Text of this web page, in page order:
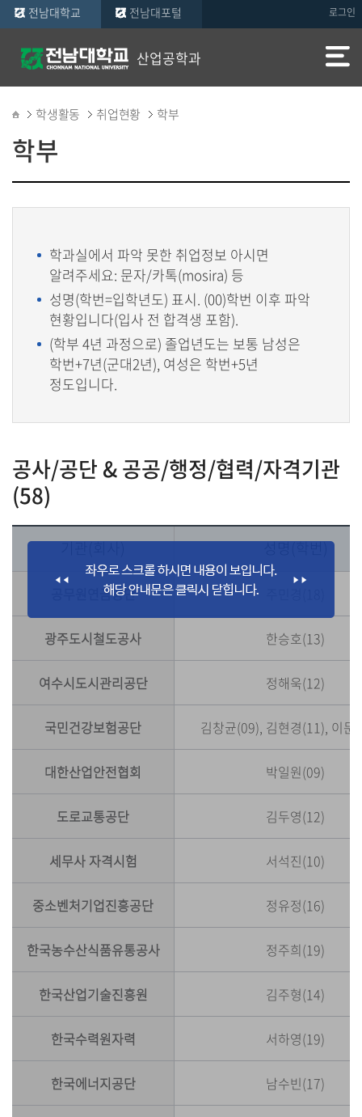
로그인
전남대학교 전남대포털
산업공학과
학생활동 취업현황 학부
학부
학과실에서 파악 못한 취업정보 아시면
알려주세요: 문자/카톡(mosira) 등
성명(학번=입학년도) 표시. (00)학번 이후 파악
현황입니다(입사 전 합격생 포함).
(학부 4년 과정으로) 졸업년도는 보통 남성은
학번+7년(군대2년), 여성은 학번+5년
정도입니다.
공사/공단 & 공공/행정/협력/자격기관
(58)
기관(회사) 성명(학번)
공무원연금공단
광주도시철도공사 한승호(13)
여수시도시관리공단 정해욱(12)
국민건강보험공단 김창균(09), 김현경(11), 이문
대한산업안전협회 박일원(09)
도로교통공단 김두영(12)
세무사 자격시험 서석진(10)
중소벤처기업진흥공단 정유정(16)
한국농수산식품유통공사 정주희(19)
한국산업기술진흥원 김주형(14)
한국수력원자력 서하영(19)
한국에너지공단 남수빈(17)